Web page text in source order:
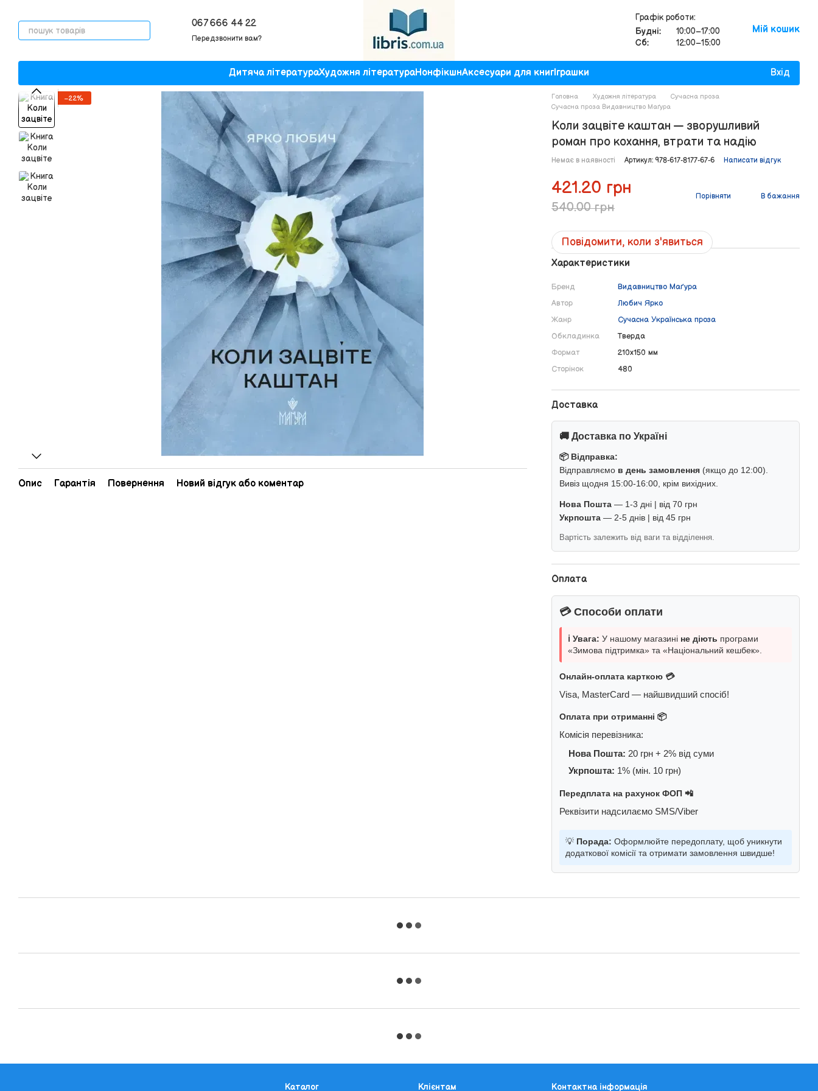
067 666 44 22
Передзвонити вам?
Графік роботи:
Будні:
10:00–17:00
Сб:
12:00–15:00
Мій кошик
Дитяча літератураХудожня літератураНонфікшнАксесуари для книгІграшки Вхід
−22%
Опис Гарантія Повернення Новий відгук або коментар
Головна Художня література
Сучасна проза
Сучасна проза Видавництво Маґура
Коли зацвіте каштан — зворушливий
роман про кохання, втрати та надію
Немає в наявності Артикул: 978-617-8177-67-6 Написати відгук
421.20 грн
540.00 грн
Порівняти В бажання
Повідомити, коли з'явиться
Характеристики
Бренд
Видавництво Маґура
Автор
Любич Ярко
Жанр
Сучасна Українська проза
Обкладинка
Тверда
Формат
210х150 мм
Сторінок
480
Доставка
🚚 Доставка по Україні
📦 Відправка:
Відправляємо в день замовлення (якщо до 12:00).
Вивіз щодня 15:00-16:00, крім вихідних.
Нова Пошта — 1-3 дні | від 70 грн
Укрпошта — 2-5 днів | від 45 грн
Вартість залежить від ваги та відділення.
Оплата
💳 Способи оплати
ℹ️ Увага: У нашому магазині не діють програми
«Зимова підтримка» та «Національний кешбек».
Онлайн-оплата карткою 💳
Visa, MasterCard — найшвидший спосіб!
Оплата при отриманні 📦
Комісія перевізника:
Нова Пошта: 20 грн + 2% від суми
Укрпошта: 1% (мін. 10 грн)
Передплата на рахунок ФОП 📲
Реквізити надсилаємо SMS/Viber
💡 Порада: Оформлюйте передоплату, щоб уникнути
додаткової комісії та отримати замовлення швидше!
Каталог Клієнтам Контактна інформація